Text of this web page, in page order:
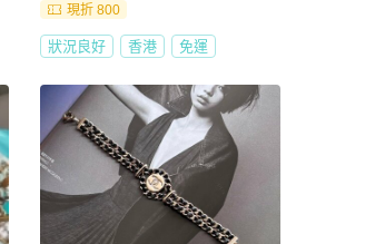
現折 800
狀況良好 香港 免運